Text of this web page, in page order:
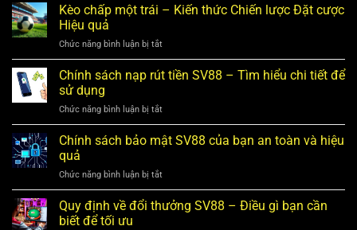
Kèo chấp một trái – Kiến thức Chiến lược Đặt cược
Hiệu quả
Chức năng bình luận bị tắtở
Kèo
chấp
–
Kiến
thức
Đặt
cược
Hiệu
Chính sách nạp rút tiền SV88 – Tìm hiểu chi tiết để
sử dụng
Chức năng bình luận bị tắtở
Chính
sách
nạp
tiền
SV88
–
Chính sách bảo mật SV88 của bạn an toàn và hiệu
quả
Chức năng bình luận bị tắtở
Chính
sách
Quy định về đổi thưởng SV88 – Điều gì bạn cần
biết để tối ưu